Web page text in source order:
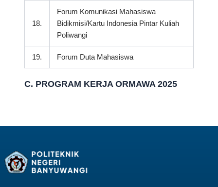
18.
Forum Komunikasi Mahasiswa
Bidikmisi/Kartu Indonesia Pintar Kuliah
Poliwangi
19. Forum Duta Mahasiswa
C. PROGRAM KERJA ORMAWA 2025